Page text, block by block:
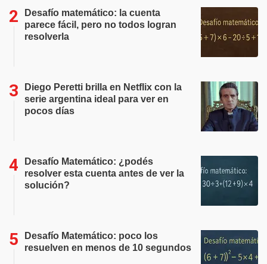
Desafío matemático: la cuenta
parece fácil, pero no todos logran
resolverla
Diego Peretti brilla en Netflix con la
serie argentina ideal para ver en
pocos días
Desafío Matemático: ¿podés
resolver esta cuenta antes de ver la
solución?
Desafío Matemático: poco los
resuelven en menos de 10 segundos